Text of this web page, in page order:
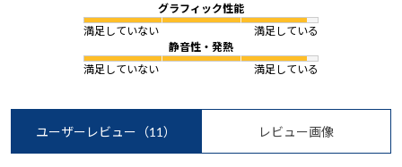
グラフィック性能
満足していない
満足している
静音性・発熱
満足していない
満足している
ユーザーレビュー （11） レビュー画像